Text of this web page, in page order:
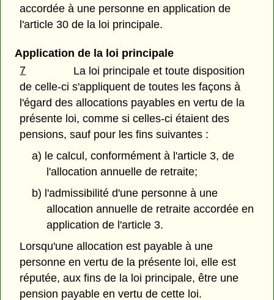
accordée à une personne en application de
l'article 30 de la loi principale.
Application de la loi principale
7
La loi principale et toute disposition
de celle-ci s'appliquent de toutes les façons à
l'égard des allocations payables en vertu de la
présente loi, comme si celles-ci étaient des
pensions, sauf pour les fins suivantes :
a) le calcul, conformément à l'article 3, de
l'allocation annuelle de retraite;
b) l'admissibilité d'une personne à une
allocation annuelle de retraite accordée en
application de l'article 3.
Lorsqu'une allocation est payable à une
personne en vertu de la présente loi, elle est
réputée, aux fins de la loi principale, être une
pension payable en vertu de cette loi.